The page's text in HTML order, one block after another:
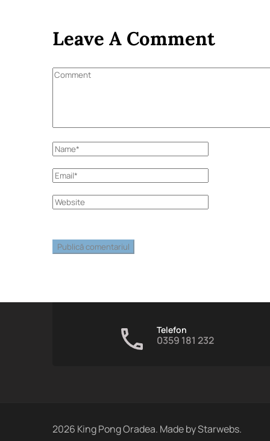
Leave A Comment
Telefon
0359 181 232
2026 King Pong Oradea. Made byStarwebs.